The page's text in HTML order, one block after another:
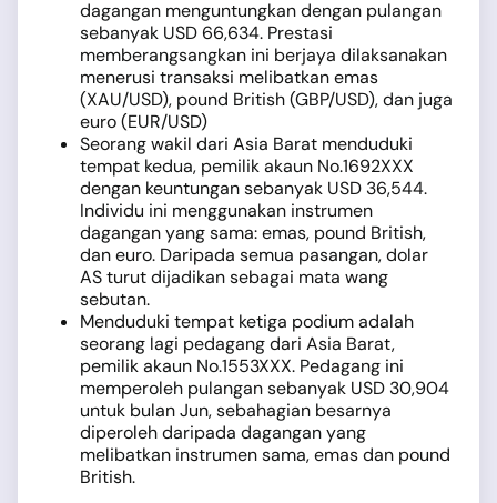
dagangan menguntungkan dengan pulangan
sebanyak USD 66,634. Prestasi
memberangsangkan ini berjaya dilaksanakan
menerusi transaksi melibatkan emas
(XAU/USD), pound British (GBP/USD), dan juga
euro (EUR/USD)
Seorang wakil dari Asia Barat menduduki
tempat kedua, pemilik akaun No.1692XXX
dengan keuntungan sebanyak USD 36,544.
Individu ini menggunakan instrumen
dagangan yang sama: emas, pound British,
dan euro. Daripada semua pasangan, dolar
AS turut dijadikan sebagai mata wang
sebutan.
Menduduki tempat ketiga podium adalah
seorang lagi pedagang dari Asia Barat,
pemilik akaun No.1553XXX. Pedagang ini
memperoleh pulangan sebanyak USD 30,904
untuk bulan Jun, sebahagian besarnya
diperoleh daripada dagangan yang
melibatkan instrumen sama, emas dan pound
British.